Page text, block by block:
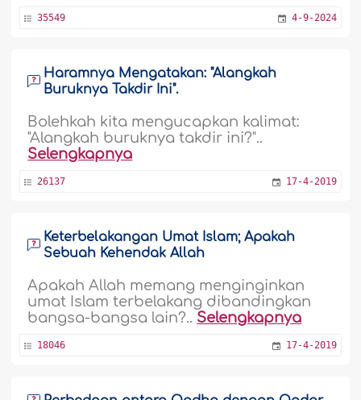
35549 4-9-2024
Haramnya Mengatakan: "Alangkah
Buruknya Takdir Ini".
Bolehkah kita mengucapkan kalimat:
"Alangkah buruknya takdir ini?"..
Selengkapnya
26137 17-4-2019
Keterbelakangan Umat Islam; Apakah
Sebuah Kehendak Allah
Apakah Allah memang menginginkan
umat Islam terbelakang dibandingkan
bangsa-bangsa lain?.. Selengkapnya
18046 17-4-2019